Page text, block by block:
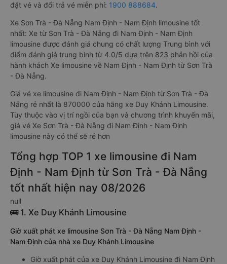
đặt vé và đổi trả vé miễn phí: 1900 888684.
Xe Sơn Trà - Đà Nẵng Nam Định - Nam Định limousine tốt
nhất: Xe từ Sơn Trà - Đà Nẵng đi Nam Định - Nam Định
limousine được đánh giá chung có chất lượng Trung bình với
điểm đánh giá trung bình từ 4.0/5 dựa trên 823 phản hồi của
hành khách Xe limousine về Nam Định - Nam Định từ Sơn Trà
- Đà Nẵng.
Giá vé xe limousine đi Nam Định - Nam Định từ Sơn Trà - Đà
Nẵng rẻ nhất là 870000 của hãng xe Duy Khánh Limousine.
Tùy thuộc vào vị trí ngồi của bạn và chương trình khuyến mãi,
giá vé Xe Sơn Trà - Đà Nẵng đi Nam Định - Nam Định
limousine này có thể sẽ rẻ hơn
Tổng hợp TOP 1 xe limousine đi Nam
Định - Nam Định từ Sơn Trà - Đà Nẵng
tốt nhất hiện nay 08/2026
null
🚌 1. Xe Duy Khánh Limousine
Giờ xuất phát xe limousine Sơn Trà - Đà Nẵng Nam Định -
Nam Định của nhà xe Duy Khánh Limousine
Giờ xuất phát của xe Duy Khánh Limousine đi Nam Định